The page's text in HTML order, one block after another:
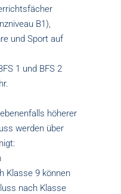
B1),
und Sport auf
1 und BFS 2
höherer
werden über
Klasse 9 können
nach Klasse